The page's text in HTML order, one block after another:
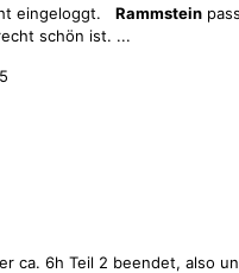
eingeloggt. Rammstein
schön ist. ...
ca. 6h Teil 2 beendet, also